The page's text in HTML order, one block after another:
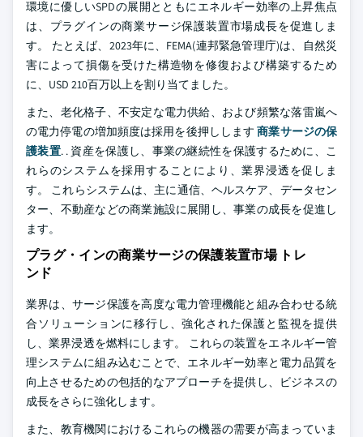
環境に優しいSPDの展開とともにエネルギー効率の上昇焦点
は、プラグインの商業サージ保護装置市場成長を促進しま
す。 たとえば、2023年に、FEMA(連邦緊急管理庁)は、自然災
害によって損傷を受けた構造物を修復および構築するため
に、USD 210百万以上を割り当てました。
また、老化格子、不安定な電力供給、および頻繁な落雷嵐へ
の電力停電の増加頻度は採用を後押しします商業サージの保
護装置. . 資産を保護し、事業の継続性を保護するために、こ
れらのシステムを採用することにより、業界浸透を促しま
す。 これらシステムは、主に通信、ヘルスケア、データセン
ター、不動産などの商業施設に展開し、事業の成長を促進し
ます。
プラグ・インの商業サージの保護装置市場 トレ
ンド
業界は、サージ保護を高度な電力管理機能と組み合わせる統
合ソリューションに移行し、強化された保護と監視を提供
し、業界浸透を燃料にします。 これらの装置をエネルギー管
理システムに組み込むことで、エネルギー効率と電力品質を
向上させるための包括的なアプローチを提供し、ビジネスの
成長をさらに強化します。
また、教育機関におけるこれらの機器の需要が高まっていま